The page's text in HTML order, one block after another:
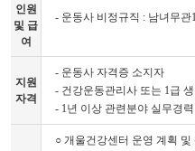
인원
및 급
여
- 운동사 비정규직 : 남녀무관
지원
자격
- 운동사 자격증 소지자
- 건강운동관리사 또는 1급
- 1년 이상 관련분야 실무경
○ 개울건강센터 운영 계획 및